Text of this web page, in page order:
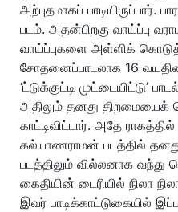
அற்புதமாகப் பாடியிருப்பார்.
படம். அதன்பிறகு வாய்ப்பு
வாய்ப்புகளை அள்ளிக்
சோதனைப்பாடலாக 16
‘ட்டுக்குட்டி முட்டையிட்டு’
அதிலும் தனது
காட்டிவிட்டார். அதே ராகத்தில்
கல்யாணராமன் படத்தில் தனது
படத்திலும் வில்லனாக வந்து
கைதியின் டைரியில் நிலா
இவர் பாடிக்காட்டுகையில்